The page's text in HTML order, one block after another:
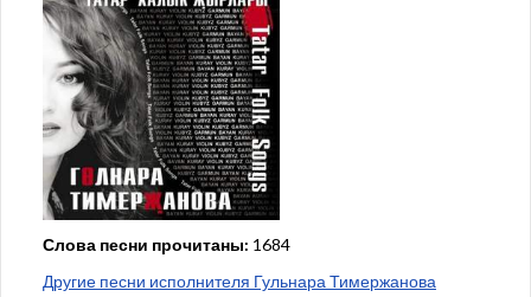
Слова песни прочитаны: 1684
Другие песни исполнителя Гульнара Тимержанова